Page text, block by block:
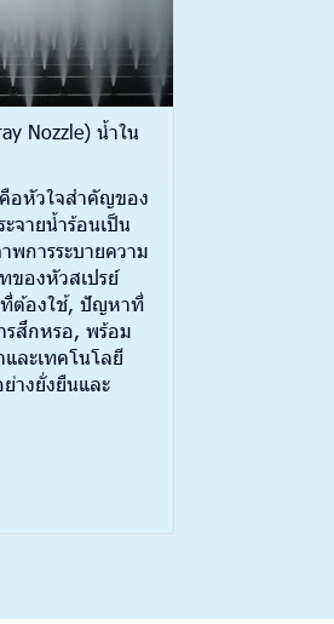
Nozzle) น้ำใน
อหัวใจสำคัญของ
จายน้ำร้อนเป็น
พการระบายความ
ของหัวสเปรย์
ต้องใช้, ปัญหาที่
รสึกหรอ, พร้อม
ละเทคโนโลยี
างยั่งยืนและ